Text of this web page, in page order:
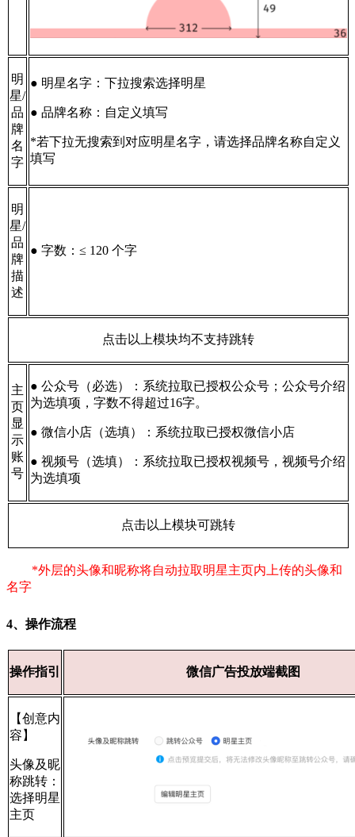
明
星/
品
牌
名
字
● 明星名字：下拉搜索选择明星
● 品牌名称：自定义填写
*若下拉无搜索到对应明星名字，请选择品牌名称自定义
填写
明
星/
品
牌
描
述
● 字数：≤ 120 个字
点击以上模块均不支持跳转
主
页
显
示
账
号
● 公众号（必选）：系统拉取已授权公众号；公众号介绍
为选填项，字数不得超过16字。
● 微信小店（选填）：系统拉取已授权微信小店
● 视频号（选填）：系统拉取已授权视频号，视频号介绍
为选填项
点击以上模块可跳转
*外层的头像和昵称将自动拉取明星主页内上传的头像和
名字
4、操作流程
操作指引 微信广告投放端截图
【创意内
容】
头像及昵
称跳转：
选择明星
主页